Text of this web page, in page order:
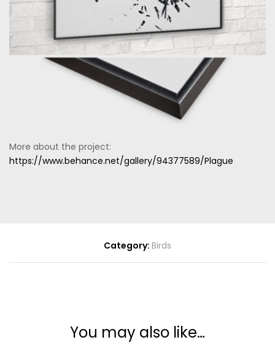
More about the project:
https://www.behance.net/gallery/94377589/Plague
Category: Birds
You may also like…